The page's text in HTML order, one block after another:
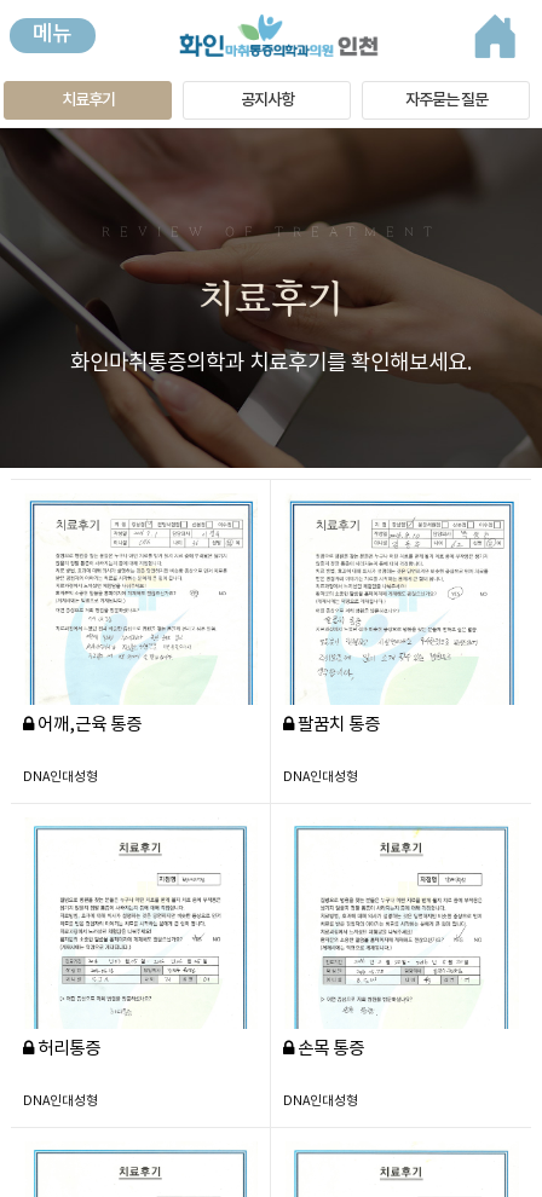
메뉴
치료후기 공지사항 자주묻는 질문
REVIEW OF TREATMENT
치료후기
화인마취통증의학과 치료후기를 확인해보세요.
어깨,근육 통증
DNA인대성형
팔꿈치 통증
DNA인대성형
허리통증
DNA인대성형
손목 통증
DNA인대성형